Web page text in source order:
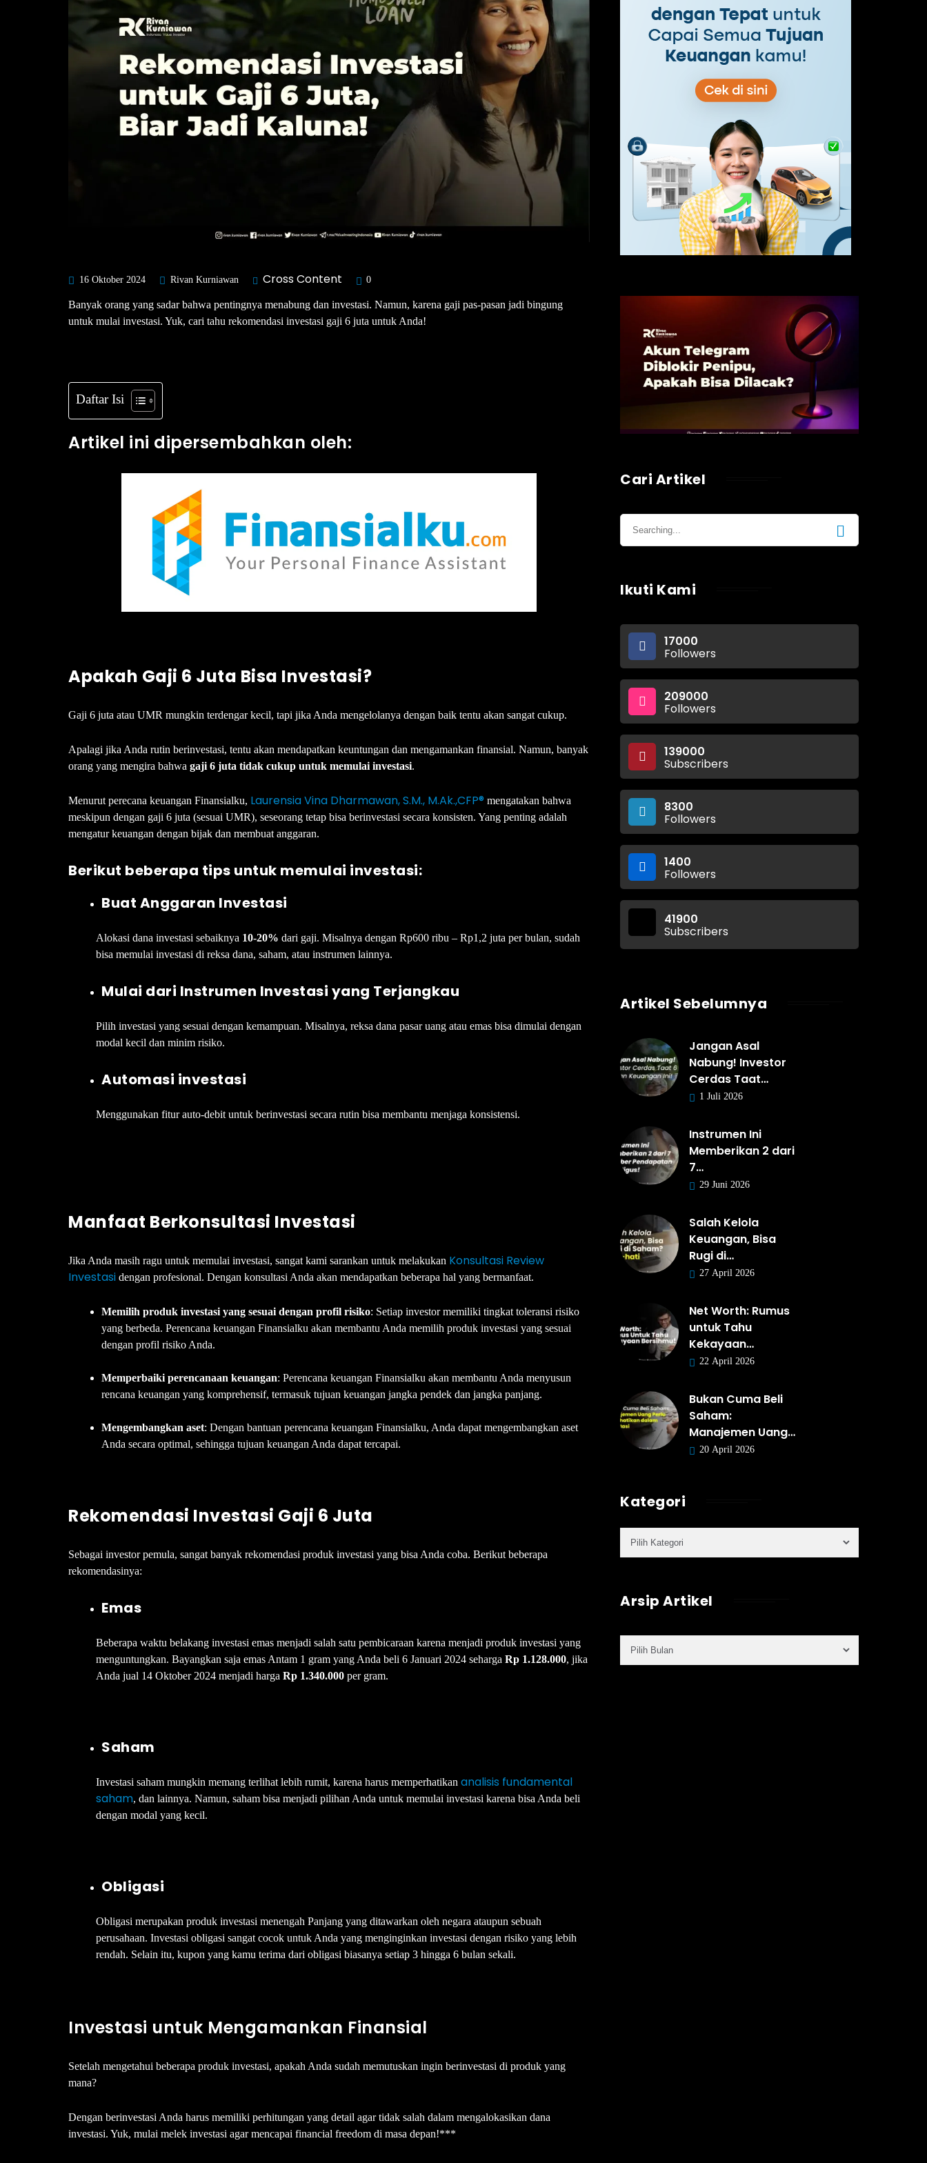
16 Oktober 2024 Rivan Kurniawan Cross Content 0
Banyak orang yang sadar bahwa pentingnya menabung dan investasi. Namun, karena gaji pas-pasan jadi bingung
untuk mulai investasi. Yuk, cari tahu rekomendasi investasi gaji 6 juta untuk Anda!
Daftar Isi
Artikel ini dipersembahkan oleh:
Apakah Gaji 6 Juta Bisa Investasi?
Gaji 6 juta atau UMR mungkin terdengar kecil, tapi jika Anda mengelolanya dengan baik tentu akan sangat cukup.
Apalagi jika Anda rutin berinvestasi, tentu akan mendapatkan keuntungan dan mengamankan finansial. Namun, banyak
orang yang mengira bahwa gaji 6 juta tidak cukup untuk memulai investasi.
Menurut perecana keuangan Finansialku, Laurensia Vina Dharmawan, S.M., M.Ak.,CFP® mengatakan bahwa
meskipun dengan gaji 6 juta (sesuai UMR), seseorang tetap bisa berinvestasi secara konsisten. Yang penting adalah
mengatur keuangan dengan bijak dan membuat anggaran.
Berikut beberapa tips untuk memulai investasi:
Buat Anggaran Investasi
Alokasi dana investasi sebaiknya 10-20% dari gaji. Misalnya dengan Rp600 ribu – Rp1,2 juta per bulan, sudah
bisa memulai investasi di reksa dana, saham, atau instrumen lainnya.
Mulai dari Instrumen Investasi yang Terjangkau
Pilih investasi yang sesuai dengan kemampuan. Misalnya, reksa dana pasar uang atau emas bisa dimulai dengan
modal kecil dan minim risiko.
Automasi investasi
Menggunakan fitur auto-debit untuk berinvestasi secara rutin bisa membantu menjaga konsistensi.
Manfaat Berkonsultasi Investasi
Jika Anda masih ragu untuk memulai investasi, sangat kami sarankan untuk melakukan Konsultasi Review
Investasi dengan profesional. Dengan konsultasi Anda akan mendapatkan beberapa hal yang bermanfaat.
Memilih produk investasi yang sesuai dengan profil risiko: Setiap investor memiliki tingkat toleransi risiko
yang berbeda. Perencana keuangan Finansialku akan membantu Anda memilih produk investasi yang sesuai
dengan profil risiko Anda.
Memperbaiki perencanaan keuangan: Perencana keuangan Finansialku akan membantu Anda menyusun
rencana keuangan yang komprehensif, termasuk tujuan keuangan jangka pendek dan jangka panjang.
Mengembangkan aset: Dengan bantuan perencana keuangan Finansialku, Anda dapat mengembangkan aset
Anda secara optimal, sehingga tujuan keuangan Anda dapat tercapai.
Rekomendasi Investasi Gaji 6 Juta
Sebagai investor pemula, sangat banyak rekomendasi produk investasi yang bisa Anda coba. Berikut beberapa
rekomendasinya:
Emas
Beberapa waktu belakang investasi emas menjadi salah satu pembicaraan karena menjadi produk investasi yang
menguntungkan. Bayangkan saja emas Antam 1 gram yang Anda beli 6 Januari 2024 seharga Rp 1.128.000, jika
Anda jual 14 Oktober 2024 menjadi harga Rp 1.340.000 per gram.
Saham
Investasi saham mungkin memang terlihat lebih rumit, karena harus memperhatikan analisis fundamental
saham, dan lainnya. Namun, saham bisa menjadi pilihan Anda untuk memulai investasi karena bisa Anda beli
dengan modal yang kecil.
Obligasi
Obligasi merupakan produk investasi menengah Panjang yang ditawarkan oleh negara ataupun sebuah
perusahaan. Investasi obligasi sangat cocok untuk Anda yang menginginkan investasi dengan risiko yang lebih
rendah. Selain itu, kupon yang kamu terima dari obligasi biasanya setiap 3 hingga 6 bulan sekali.
Investasi untuk Mengamankan Finansial
Setelah mengetahui beberapa produk investasi, apakah Anda sudah memutuskan ingin berinvestasi di produk yang
mana?
Dengan berinvestasi Anda harus memiliki perhitungan yang detail agar tidak salah dalam mengalokasikan dana
investasi. Yuk, mulai melek investasi agar mencapai financial freedom di masa depan!***
Cari Artikel
Ikuti Kami
17000
Followers
209000
Followers
139000
Subscribers
8300
Followers
1400
Followers
41900
Subscribers
Artikel Sebelumnya
Jangan Asal
Nabung! Investor
Cerdas Taat…
1 Juli 2026
Instrumen Ini
Memberikan 2 dari
7…
29 Juni 2026
Salah Kelola
Keuangan, Bisa
Rugi di…
27 April 2026
Net Worth: Rumus
untuk Tahu
Kekayaan…
22 April 2026
Bukan Cuma Beli
Saham:
Manajemen Uang…
20 April 2026
Kategori
Arsip Artikel